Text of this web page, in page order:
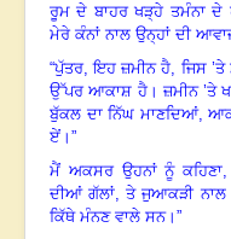
ਰੂਮ ਦੇ ਬਾਹਰ ਖੜ੍ਹੇ ਤਮੰਨਾ ਦੇ
ਮੇਰੇ ਕੰਨਾਂ ਨਾਲ ਉਨ੍ਹਾਂ ਦੀ
“ਪੁੱਤਰ,ਇਹ ਜ਼ਮੀਨ ਹੈ, ਜਿਸ
ਉੱਪਰ ਆਕਾਸ਼ ਹੈ। ਜ਼ਮੀਨ ’ਤੇ
ਬੁੱਕਲ ਦਾ ਨਿੱਘ ਮਾਣਦਿਆਂ,
ਏਂ ।”
ਮੈਂ ਅਕਸਰ ਉਹਨਾਂ ਨੂੰ ਕਹਿਣਾ,
ਦੀਆਂ ਗੱਲਾਂ,ਤੇ ਜੁਆਕੜੀ
ਕਿੱਥੇ ਮੰਨਣ ਵਾਲੇ ਸਨ।”